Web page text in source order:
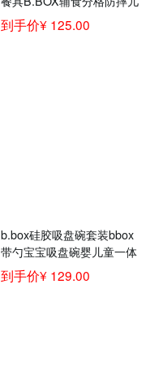
童训练学食碗盘
到手价¥ 125.00
b.box硅胶吸盘碗套装bbox
带勺宝宝吸盘碗婴儿童一体
式硅胶喂食套装超强力吸盘
碗 黄灰色
到手价¥ 129.00